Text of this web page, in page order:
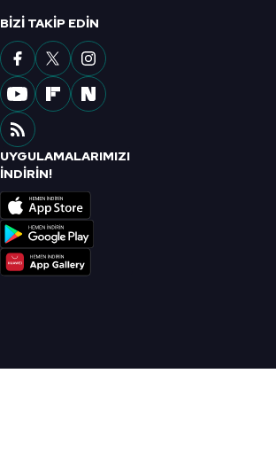
BIZI TAKIP EDIN
UYGULAMALARIMIZI
İNDİRİN!